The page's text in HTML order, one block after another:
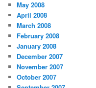
May 2008
April 2008
March 2008
February 2008
January 2008
December 2007
November 2007
October 2007